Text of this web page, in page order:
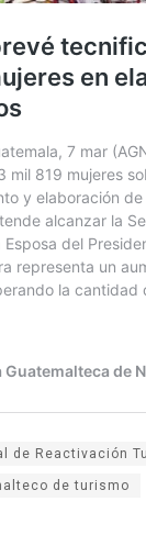
de Reactivación
de turismo